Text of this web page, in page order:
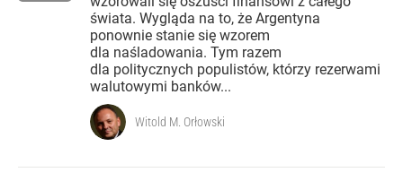
świata. Wygląda na to, że Argentyna
ponownie stanie się wzorem
dla naśladowania. Tym razem
dla politycznych populistów, którzy rezerwami
walutowymi banków...
Witold M. Orłowski